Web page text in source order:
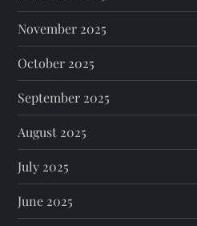
November 2025
October 2025
September 2025
August 2025
July 2025
June 2025